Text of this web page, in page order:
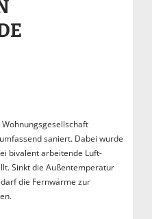
saniert. Dabei wurde
bivalent arbeitende Luft-
Sinkt die Außentemperatur
die Fernwärme zur